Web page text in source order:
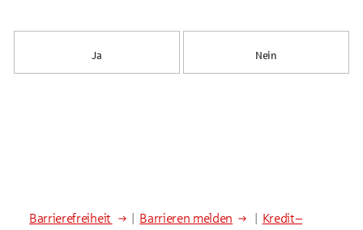
Ja Nein
Barrierefreiheit Barrieren melden
Kredit –